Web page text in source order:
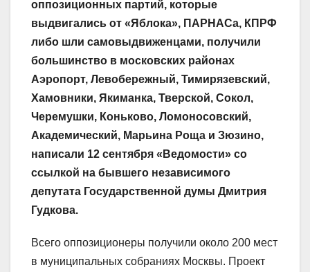
оппозиционных партий, которые
выдвигались от «Яблока», ПАРНАСа, КПРФ
либо шли самовыдвиженцами, получили
большинство в московских районах
Аэропорт, Левобережный, Тимирязевский,
Хамовники, Якиманка, Тверской, Сокол,
Черемушки, Коньково, Ломоносовский,
Академический, Марьина Роща и Зюзино,
написали 12 сентября «Ведомости» со
ссылкой на бывшего независимого
депутата Государственной думы Дмитрия
Гудкова.
Всего оппозиционеры получили около 200 мест
в муниципальных собраниях Москвы. Проект